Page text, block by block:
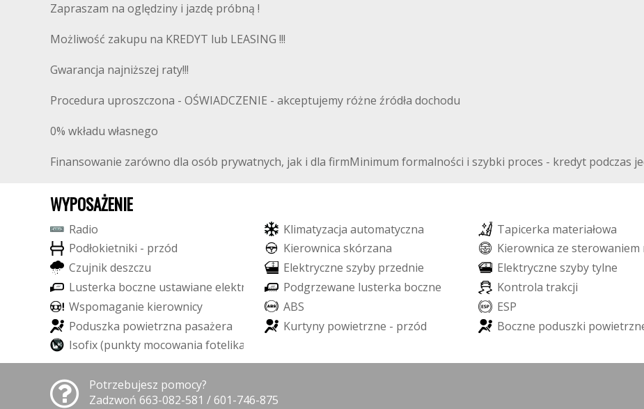
Zapraszam na oględziny i jazdę próbną !
Możliwość zakupu na KREDYT lub LEASING !!!
Gwarancja najniższej raty!!!
Procedura uproszczona - OŚWIADCZENIE - akceptujemy różne źródła dochodu
0% wkładu własnego
Finansowanie zarówno dla osób prywatnych, jak i dla firmMinimum formalności i szybki proces - kredyt podczas
WYPOSAŻENIE
Radio Klimatyzacja automatyczna Tapicerka materiałowa
Podłokietniki - przód Kierownica skórzana Kierownica ze sterowaniem
Czujnikdeszczu Elektryczne szyby przednie Elektryczne szybytylne
Lusterka boczne ustawiane elektr nie Podgrzewane lusterka boczne Kontrola trakcji
Wspomaganie kierownicy ABS ESP
Poduszka powietrzna pasażera Kurtyny powietrzne - przód Boczne poduszki powietrzn
Isofix(punkty mocowania fotelika
Potrzebujesz pomocy?
Zadzwoń 663-082-581 / 601-746-875